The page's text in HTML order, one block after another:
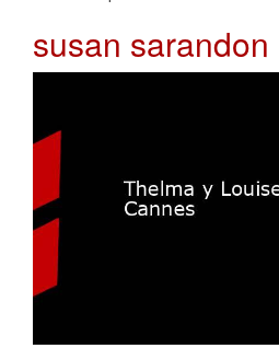
susan sarandon